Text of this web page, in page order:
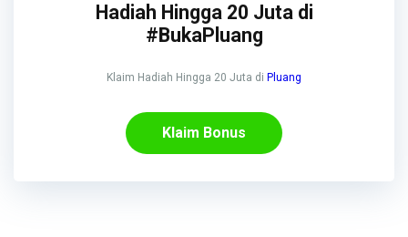
Hadiah Hingga 20 Juta di
#BukaPluang
Klaim Hadiah Hingga 20 Juta di Pluang
Klaim Bonus